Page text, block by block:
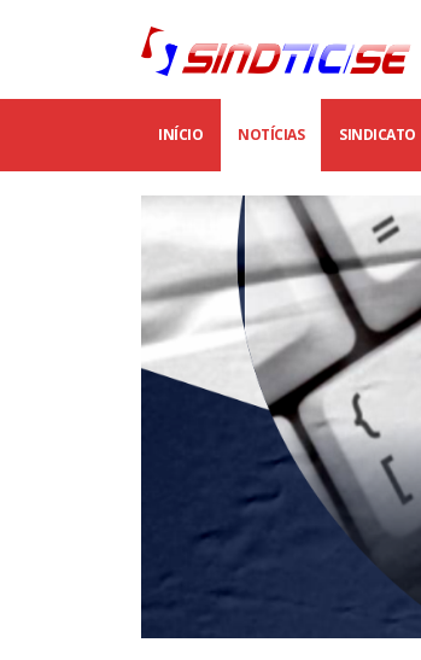
INÍCIO NOTÍCIAS SINDICATO
Trabalhadores das
particulares de SE
Coletiva 2025/2027
10 de setembro de 2025
CONVOCAÇÃO:
EXTRAORDINÁRIA –
PARTICULARES
3 de setembro de 2025
Justiça nega recurso e
permanece impedida
empregados com 75